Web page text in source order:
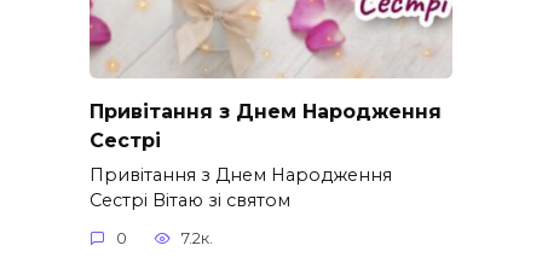
Привітання з Днем Народження
Сестрі
Привітання з Днем Народження
Сестрі Вітаю зі святом
0 7.2к.